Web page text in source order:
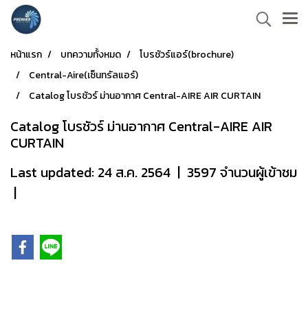
หน้าแรก บทความทั้งหมด
โบรชัวร์แอร์(brochure)
Central-Aire(เซ็นทรัลแอร์)
Catalog โบรชัวร์ ม่านอากาศ Central-AIRE AIR CURTAIN
Catalog โบรชัวร์ ม่านอากาศ Central-AIRE AIR
CURTAIN
Last updated: 24 ส.ค. 2564 | 3597 จำนวนผู้เข้าชม
|